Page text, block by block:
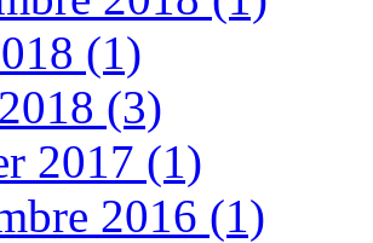
(1)
(3)
2017 (1)
2016 (1)